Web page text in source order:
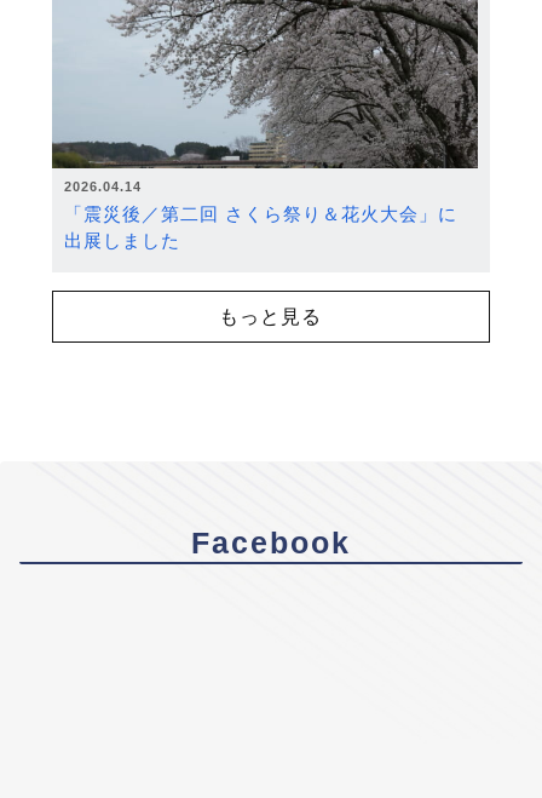
2026.04.14
「震災後／第二回 さくら祭り＆花火大会」に
出展しました
もっと見る
Facebook